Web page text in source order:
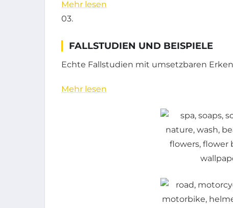
Mehr lesen
03.
FALLSTUDIEN UND BEISPIELE
Echte Fallstudien mit umsetzbaren
Mehr lesen